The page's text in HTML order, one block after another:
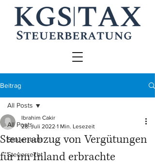
Beitrag
All Posts
Steuerrecht
Steuerrecht
All Posts
Steuerabzug von Vergütungen
für im Inland erbrachte
Ibrahim Cakir
28. Juli 2022 1 Min. Lesezeit